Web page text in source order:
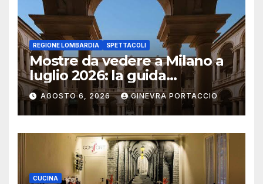
REGIONE LOMBARDIA SPETTACOLI
Mostre da vedere a Milano a
luglio 2026: la guida
aggiornata
AGOSTO 6, 2026 GINEVRA PORTACCIO
CUCINA